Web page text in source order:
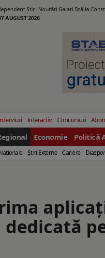
Știri Noutăți Galaţi Brăila
AUGUST 2026
Interactiv Concursuri
Economie Politică
Ştiri Externe Cariere
dedicată